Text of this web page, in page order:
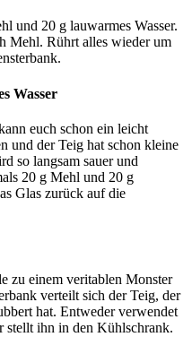
und 20 g lauwarmes Wasser.
Mehl. Rührt alles wieder um
Wasser
euch schon ein leicht
und der Teig hat schon kleine
so langsam sauer und
20 g Mehl und 20 g
Glas zurück auf die
zu einem veritablen Monster
verteilt sich der Teig, der
hat. Entweder verwendet
stellt ihn in den Kühlschrank.